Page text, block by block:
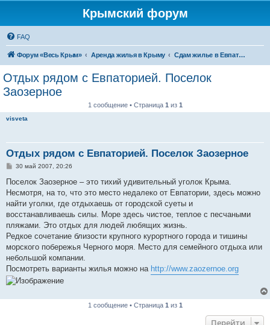
Крымский форум
FAQ
Форум «Весь Крым» Аренда жилья в Крыму Сдам жилье в Евпатории, Саках
Отдых рядом с Евпаторией. Поселок
Заозерное
1 сообщение • Страница 1 из 1
visveta
Отдых рядом с Евпаторией. Поселок Заозерное
С
о
щ
е
и
е
30 май 2007, 20:26
Поселок Заозерное – это тихий удивительный уголок Крыма.
Несмотря, на то, что это место недалеко от Евпатории, здесь можно
найти уголки, где отдыхаешь от городской суеты и
восстанавливаешь силы. Море здесь чистое, теплое с песчаными
пляжами. Это отдых для людей любящих жизнь.
Редкое сочетание близости крупного курортного города и тишины
морского побережья Черного моря. Место для семейного отдыха или
небольшой компании.
Посмотреть варианты жилья можно на http://www.zaozernoe.org
1 сообщение • Страница 1 из 1
Перейти